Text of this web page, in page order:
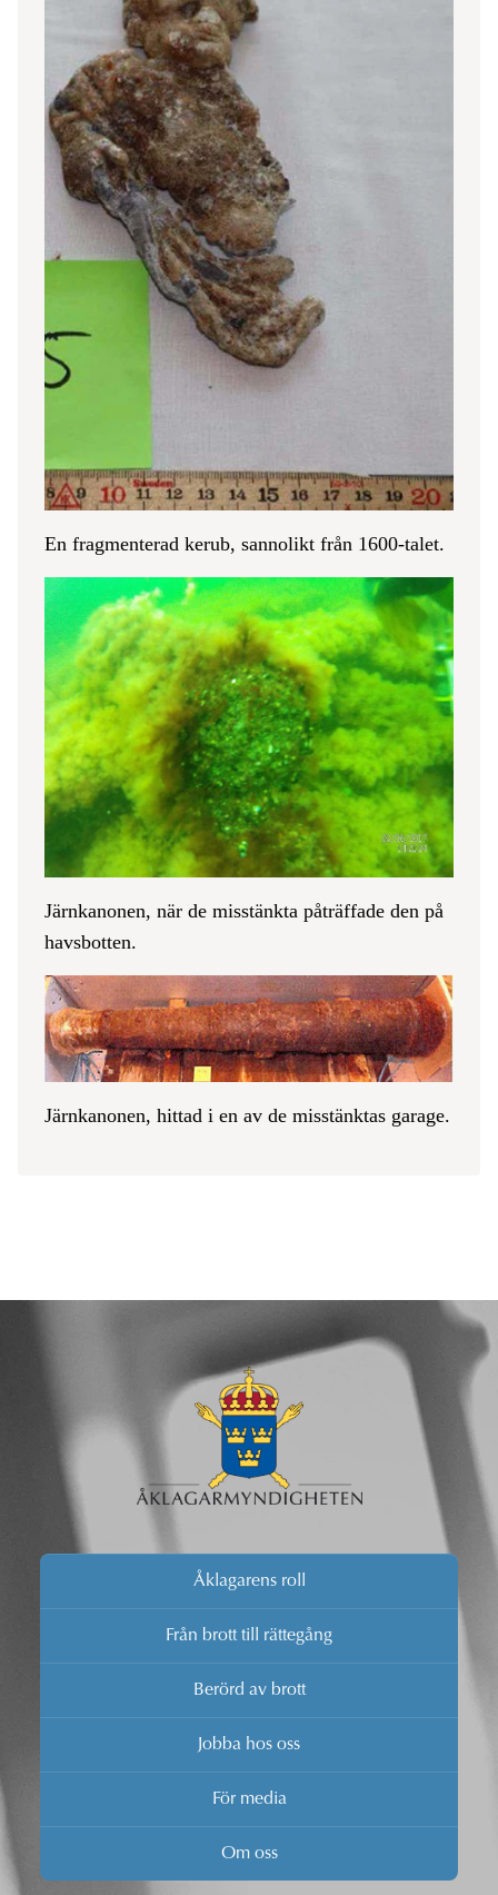
En fragmenterad kerub, sannolikt från 1600-talet.
Järnkanonen, när de misstänkta påträffade den på
havsbotten.
Järnkanonen, hittad i en av de misstänktas garage.
Åklagarens roll
Från brott till rättegång
Berörd av brott
Jobba hos oss
För media
Om oss